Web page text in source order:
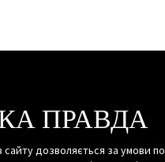
ПРАВДА
сайту дозволяється за умови